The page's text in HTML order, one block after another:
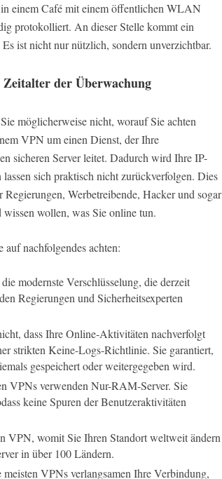
einem Café mit einem öffentlichen WLAN
protokolliert. An dieser Stelle kommt ein
ist nicht nur nützlich, sondern unverzichtbar.
der Überwachung
möglicherweise nicht, worauf Sie achten
VPN um einen Dienst, der Ihre
sicheren Server leitet. Dadurch wird Ihre IP-
sich praktisch nicht zurückverfolgen. Dies
Werbetreibende, Hacker und sogar
wissen wollen, was Sie online tun.
nachfolgendes achten:
modernste Verschlüsselung, die derzeit
Regierungen und Sicherheitsexperten
dass Ihre Online-Aktivitäten nachverfolgt
strikten Keine-Logs-Richtlinie. Sie garantiert,
gespeichert oder weitergegeben wird.
VPNs verwenden Nur-RAM-Server. Sie
keine Spuren der Benutzeraktivitäten
VPN, womit Sie Ihren Standort weltweit ändern
in über 100 Ländern.
meisten VPNs verlangsamen Ihre Verbindung,